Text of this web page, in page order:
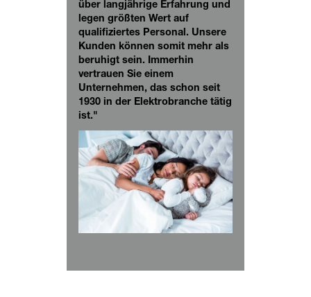
über langjährige Erfahrung und
legen größten Wert auf
qualifiziertes Personal. Unsere
Kunden können somit mehr als
beruhigt sein. Immerhin
vertrauen Sie einem
Unternehmen, das schon seit
1930 in der Elektrobranche tätig
ist."